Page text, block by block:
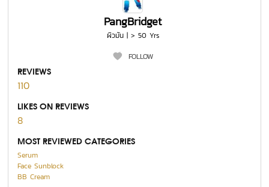
PangBridget
ผิวมัน | > 50 Yrs
FOLLOW
REVIEWS
110
LIKES ON REVIEWS
8
MOST REVIEWED CATEGORIES
Serum
Face Sunblock
BB Cream